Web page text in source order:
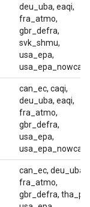
deu_uba, eaqi,
fra_atmo,
gbr_defra,
svk_shmu,
usa_epa,
usa_epa_nowcast
can_ec, caqi,
deu_uba, eaqi,
fra_atmo,
gbr_defra,
usa_epa,
usa_epa_nowcast
can_ec, deu_uba,
fra_atmo,
gbr_defra,